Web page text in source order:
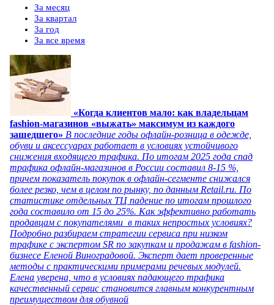
За месяц
За квартал
За год
За все время
«Когда клиентов мало: как владельцам
fashion-магазинов «выжать» максимум из каждого
зашедшего» В последние годы офлайн-розница в одежде,
обуви и аксессуарах работает в условиях устойчивого
снижения входящего трафика. По итогам 2025 года спад
трафика офлайн-магазинов в России составил 8-15 %,
причем показатель покупок в офлайн-сегменте снижался
более резко, чем в целом по рынку, по данным Retail.ru. По
статистике отдельных ТЦ падение по итогам прошлого
года составило от 15 до 25%. Как эффективно работать
продавцам с покупателями в таких непростых условиях?
Подробно разбираем стратегии сервиса при низком
трафике с экспертом SR по закупкам и продажам в fashion-
бизнесе Еленой Виноградовой. Эксперт дает проверенные
методы с практическими примерами речевых модулей.
Елена уверена, что в условиях падающего трафика
качественный сервис становится главным конкурентным
преимуществом для обувной